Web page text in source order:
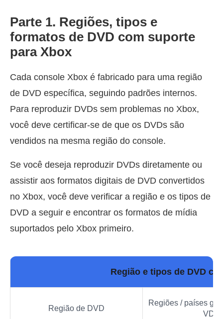
Parte 1. Regiões, tipos e
formatos de DVD com suporte
para Xbox
Cada console Xbox é fabricado para uma região
de DVD específica, seguindo padrões internos.
Para reproduzir DVDs sem problemas no Xbox,
você deve certificar-se de que os DVDs são
vendidos na mesma região do console.
Se você deseja reproduzir DVDs diretamente ou
assistir aos formatos digitais de DVD convertidos
no Xbox, você deve verificar a região e os tipos de
DVD a seguir e encontrar os formatos de mídia
suportados pelo Xbox primeiro.
Região e tipos de DVD
Região de DVD
Regiões / países
VD